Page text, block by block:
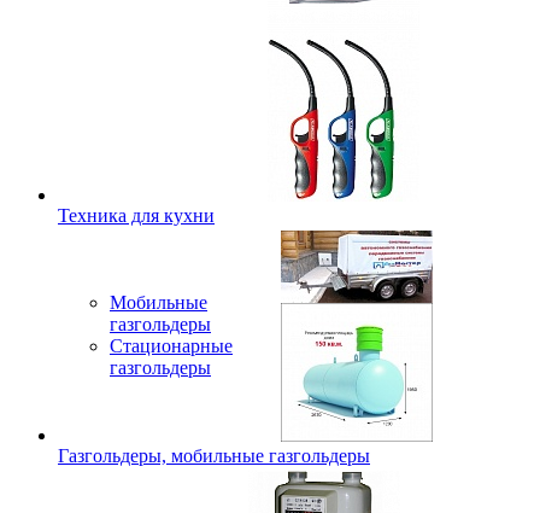
Техника для кухни
Мобильные
газгольдеры
Стационарные
газгольдеры
Газгольдеры, мобильные газгольдеры